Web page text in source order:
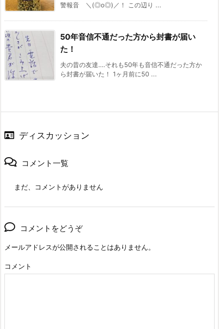
警報音 ＼(◎o◎)／！ この辺り ...
50年音信不通だった方から封書が届い
た！
夫の昔の友達‥‥それも50年も音信不通だった方か
ら封書が届いた！ 1ヶ月前に50 ...
ディスカッション
コメント一覧
まだ、コメントがありません
コメントをどうぞ
メールアドレスが公開されることはありません。
コメント